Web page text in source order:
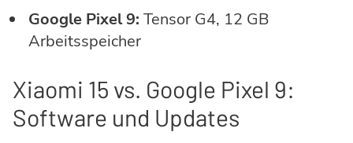
Google Pixel 9: Tensor G4, 12 GB
Arbeitsspeicher
Xiaomi 15 vs. Google Pixel 9:
Software und Updates